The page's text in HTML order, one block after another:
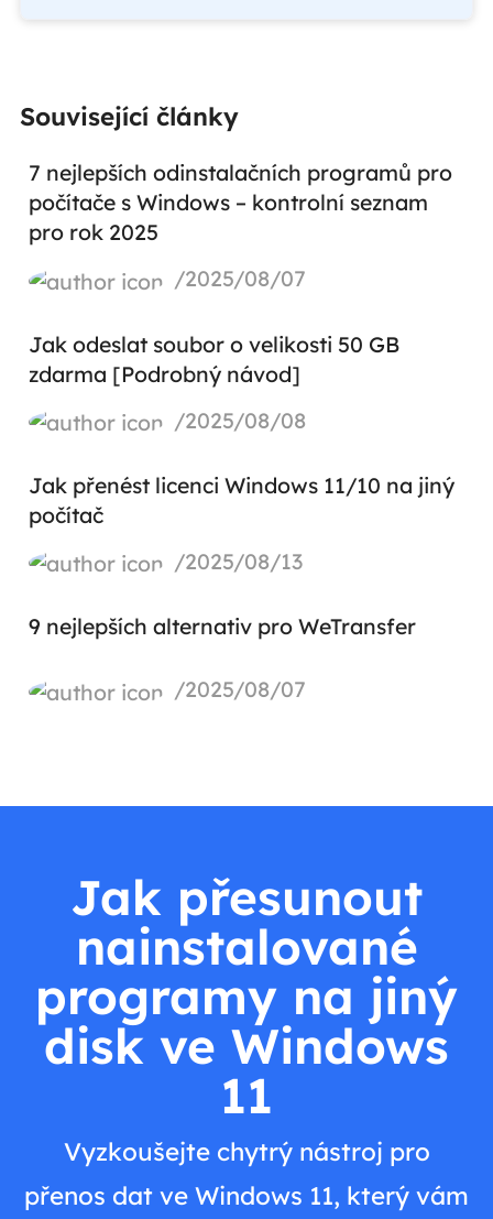
Související články
7 nejlepších odinstalačních programů pro
počítače s Windows – kontrolní seznam
pro rok 2025
/2025/08/07
Jak odeslat soubor o velikosti 50 GB
zdarma [Podrobný návod]
/2025/08/08
Jak přenést licenci Windows 11/10 na jiný
počítač
/2025/08/13
9 nejlepších alternativ pro WeTransfer
/2025/08/07
Jak přesunout
nainstalované
programy na jiný
disk ve Windows
11
Vyzkoušejte chytrý nástroj pro
přenos dat ve Windows 11, který vám